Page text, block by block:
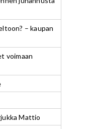
– kaupan
voimaan
Mattio